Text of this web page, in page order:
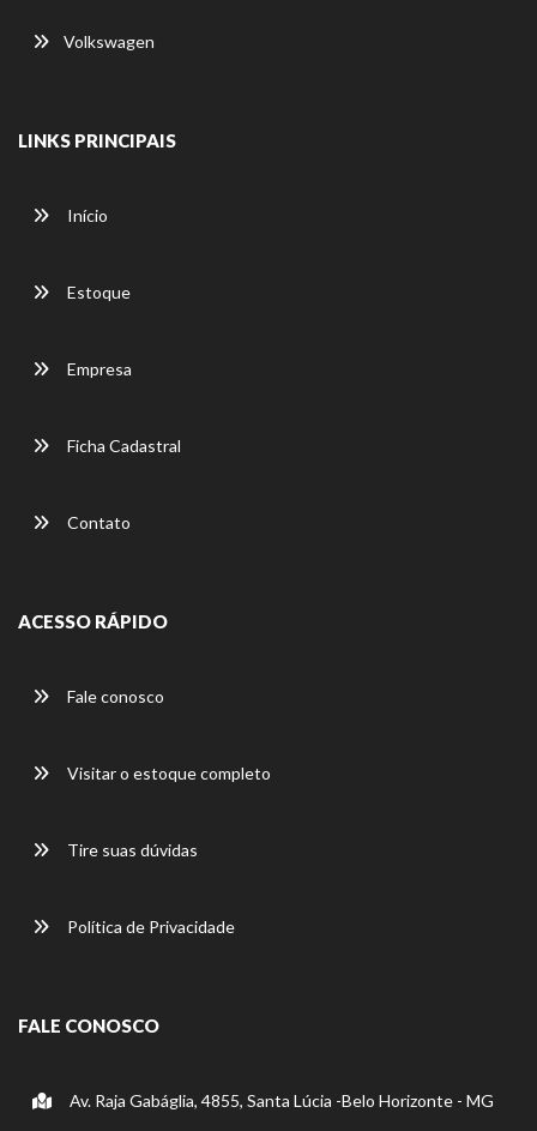
Volkswagen
LINKS PRINCIPAIS
Início
Estoque
Empresa
Ficha Cadastral
Contato
ACESSO RÁPIDO
Fale conosco
Visitar o estoque completo
Tire suas dúvidas
Política de Privacidade
FALE CONOSCO
Av. Raja Gabáglia, 4855, Santa Lúcia -Belo Horizonte - MG